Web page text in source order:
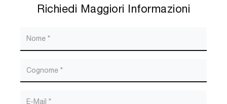
Richiedi Maggiori Informazioni